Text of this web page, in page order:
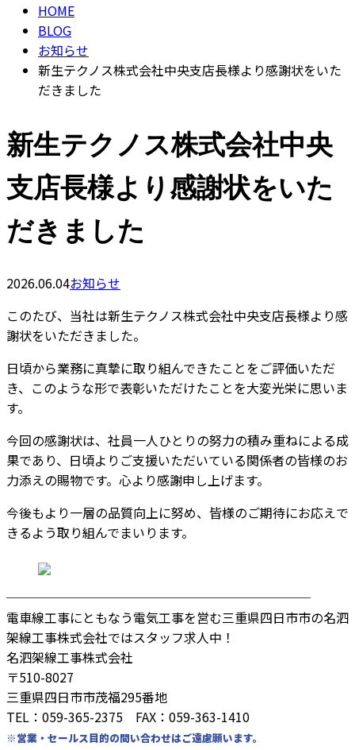
HOME
BLOG
お知らせ
新生テクノス株式会社中央支店長様より感謝状をいた
だきました
新生テクノス株式会社中央
支店長様より感謝状をいた
だきました
2026.06.04お知らせ
このたび、当社は新生テクノス株式会社中央支店長様より感
謝状をいただきました。
日頃から業務に真摯に取り組んできたことをご評価いただ
き、このような形で表彰いただけたことを大変光栄に思いま
す。
今回の感謝状は、社員一人ひとりの努力の積み重ねによる成
果であり、日頃よりご支援いただいている関係者の皆様のお
力添えの賜物です。心より感謝申し上げます。
今後もより一層の品質向上に努め、皆様のご期待にお応えで
きるよう取り組んでまいります。
────────────────────────
電車線工事にともなう電気工事を営む三重県四日市市の名泗
架線工事株式会社ではスタッフ求人中！
名泗架線工事株式会社
〒510-8027
三重県四日市市茂福295番地
TEL：059-365-2375 FAX：059-363-1410
※営業・セールス目的の問い合わせはご遠慮願います。